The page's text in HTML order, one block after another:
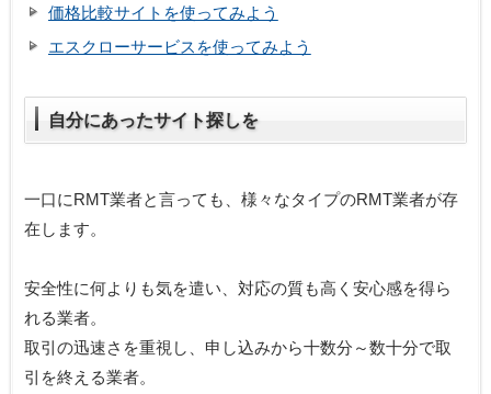
価格比較サイトを使ってみよう
エスクローサービスを使ってみよう
自分にあったサイト探しを
一口にRMT業者と言っても、様々なタイプのRMT業者が存
在します。
安全性に何よりも気を遣い、対応の質も高く安心感を得ら
れる業者。
取引の迅速さを重視し、申し込みから十数分～数十分で取
引を終える業者。